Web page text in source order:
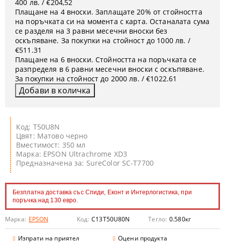
Код: T50U8N
Цвят: Матово черно
Вместимост: 350 мл
Марка: EPSON Ultrachrome XD3
Предназначена за: SureColor SC-T7700
Безплатна доставка със Спиди, Еконт и Интерлогистика, при
поръчка над 130 евро.
Марка: EPSON Код: C13T50U80N Тегло: 0.580кг
Изпрати на приятел Оцени продукта
400 лв. / €204,52
Плащане на 4 вноски. Заплащате 20% от стойността
на поръчката си на момента с карта. Останалата сума
се разделя на 3 равни месечни вноски без
оскъпяване. За покупки на стойност до 1000 лв. /
€511.31
Плащане на 6 вноски. Стойността на поръчката се
разпределя в 6 равни месечни вноски с оскъпяване.
За покупки на стойност до 2000 лв. / €1022.61